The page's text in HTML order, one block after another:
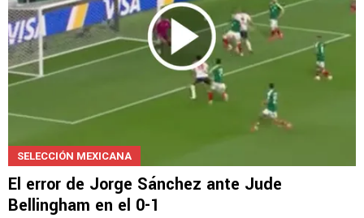
SELECCIÓN MEXICANA
El error de Jorge Sánchez ante Jude
Bellingham en el 0-1